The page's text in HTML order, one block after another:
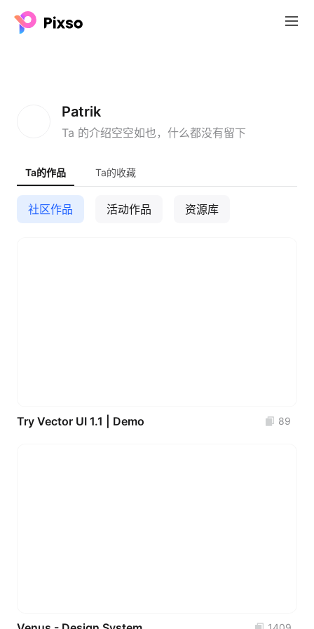
Patrik
Ta 的介绍空空如也，什么都没有留下
Ta的作品 Ta的收藏
社区作品 活动作品 资源库
Try Vector UI 1.1 | Demo 89